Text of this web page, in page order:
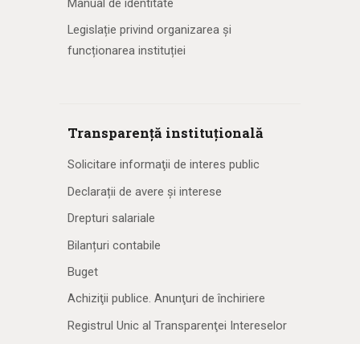
Manual de identitate
Legislație privind organizarea și
funcționarea instituției
Transparență instituțională
Solicitare informaţii de interes public
Declarații de avere și interese
Drepturi salariale
Bilanțuri contabile
Buget
Achiziţii publice. Anunţuri de închiriere
Registrul Unic al Transparenţei Intereselor